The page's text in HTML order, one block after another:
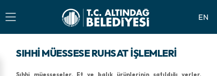
EN
SIHHI MÜESSESE RUHSAT İŞLEMLERI
Sıhhi müesseseler, Et ve balık ürünlerinin satıldığı yerler,